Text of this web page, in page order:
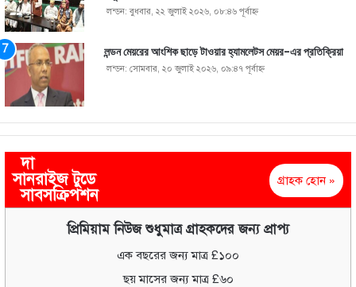
লন্ডন: বুধবার, ২২ জুলাই ২০২৬, ০৮:৪৬ পূর্বাহ্ণ
লন্ডন মেয়রের আংশিক ছাড়ে টাওয়ার হ্যামলেটস মেয়র-এর প্রতিক্রিয়া
লন্ডন: সোমবার, ২০ জুলাই ২০২৬, ০৯:৪৭ পূর্বাহ্ণ
দা
সানরাইজ টুডে
সাবসক্রিপশন
গ্রাহক হোন »
প্রিমিয়াম নিউজ শুধুমাত্র গ্রাহকদের জন্য প্রাপ্য
এক বছরের জন্য মাত্র £১০০
ছয় মাসের জন্য মাত্র £৬০